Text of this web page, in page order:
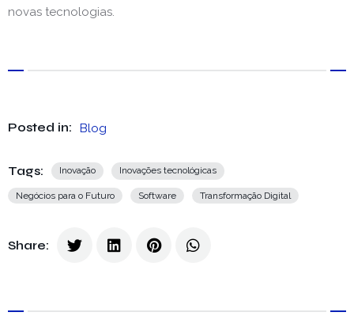
novas tecnologias.
Posted in: Blog
Tags: Inovação Inovações tecnológicas
Negócios para o Futuro Software Transformação Digital
Share: